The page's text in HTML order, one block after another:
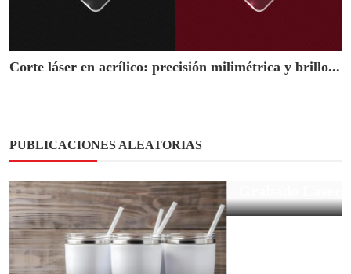
Corte láser en acrílico: precisión milimétrica y brillo...
PUBLICACIONES ALEATORIAS
ETIQUETAS POPULARES